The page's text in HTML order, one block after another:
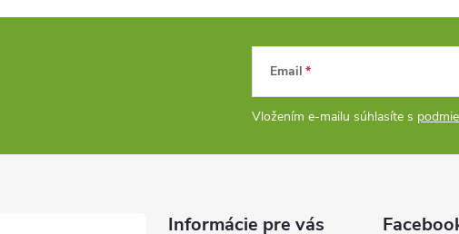
Email
Vložením e-mailu súhlasíte s
Informácie pre vás